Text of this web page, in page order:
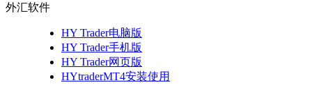
外汇软件
HY Trader电脑版
HY Trader手机版
HY Trader网页版
HYtraderMT4安装使用